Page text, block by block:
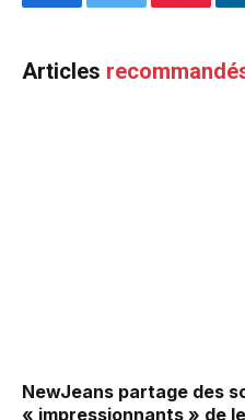
FacebookTwitter
Articles
NewJeans partage des
« impressionnants » de